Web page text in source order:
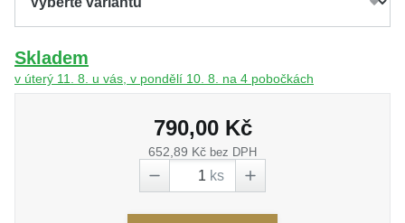
Skladem
v úterý 11. 8. u vás, v pondělí 10. 8. na 4 pobočkách
790,00 Kč
652,89 Kč bez DPH
ks